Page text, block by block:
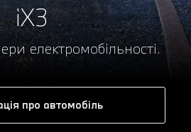
iX3
електромобільності.
про автомобіль